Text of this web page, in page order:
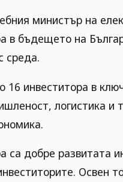
министър на
в бъдещето на
среда.
инвеститора в
логистика
добре развитата
Освен